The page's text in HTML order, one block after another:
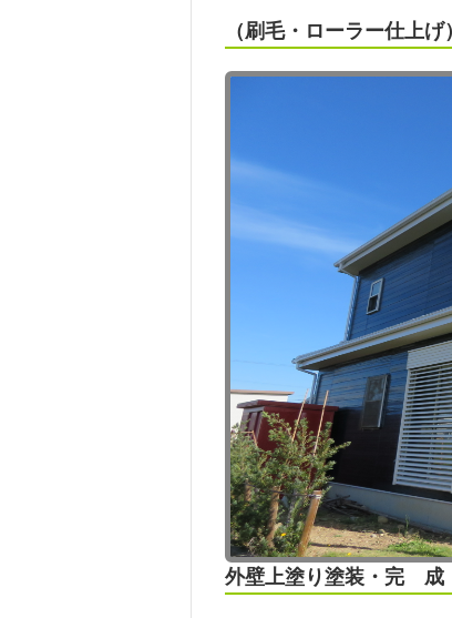
（刷毛・ローラー仕上げ）
外壁上塗り塗装・完 成